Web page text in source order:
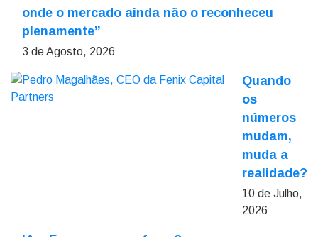
onde o mercado ainda não o reconheceu
plenamente”
3 de Agosto, 2026
Quando
os
números
mudam,
muda a
realidade?
10 de Julho,
2026